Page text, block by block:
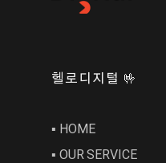
헬로디지털 🤟
▪︎ HOME
▪︎ OUR SERVICE